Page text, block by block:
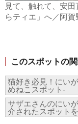
見て、触れて、安
らティエ」へ／阿賀
このスポットの
猫好き必見！にい
めねこスポット-
サザエさんのにい
介されたスポット